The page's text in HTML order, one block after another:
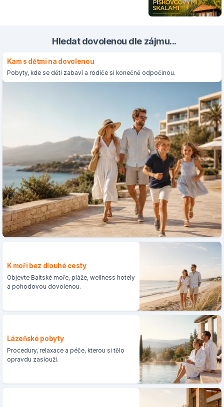
Hledat dovolenou dle zájmu...
Kam s dětmi na dovolenou
Pobyty, kde se děti zabaví a rodiče si konečně odpočinou.
K moři bez dlouhé cesty
Objevte Baltské moře, pláže, wellness hotely
a pohodovou dovolenou.
Lázeňské pobyty
Procedury, relaxace a péče, kterou si tělo
opravdu zaslouží.